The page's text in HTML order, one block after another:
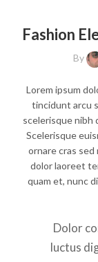
Fashion
By
Lorem ipsum
tincidunt arcu
scelerisque nibh
Scelerisque
ornare cras
dolor laoreet
quam et, nunc
Dolor
luctus